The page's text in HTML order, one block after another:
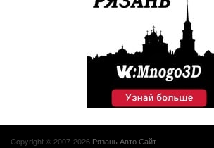
Copyright © 2007-2026 Рязань Авто Сайт